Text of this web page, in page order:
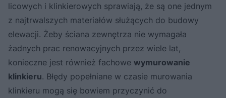
licowych i klinkierowych sprawiają, że są one jednym
z najtrwalszych materiałów służących do budowy
elewacji. Żeby ściana zewnętrza nie wymagała
żadnych prac renowacyjnych przez wiele lat,
konieczne jest również fachowe wymurowanie
klinkieru. Błędy popełniane w czasie murowania
klinkieru mogą się bowiem przyczynić do